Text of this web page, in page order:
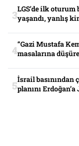
LGS’de ilk
yaşandı, yanlış
“Gazi Mustafa
masalarına
İsrail basınından
planını Erdoğan’a